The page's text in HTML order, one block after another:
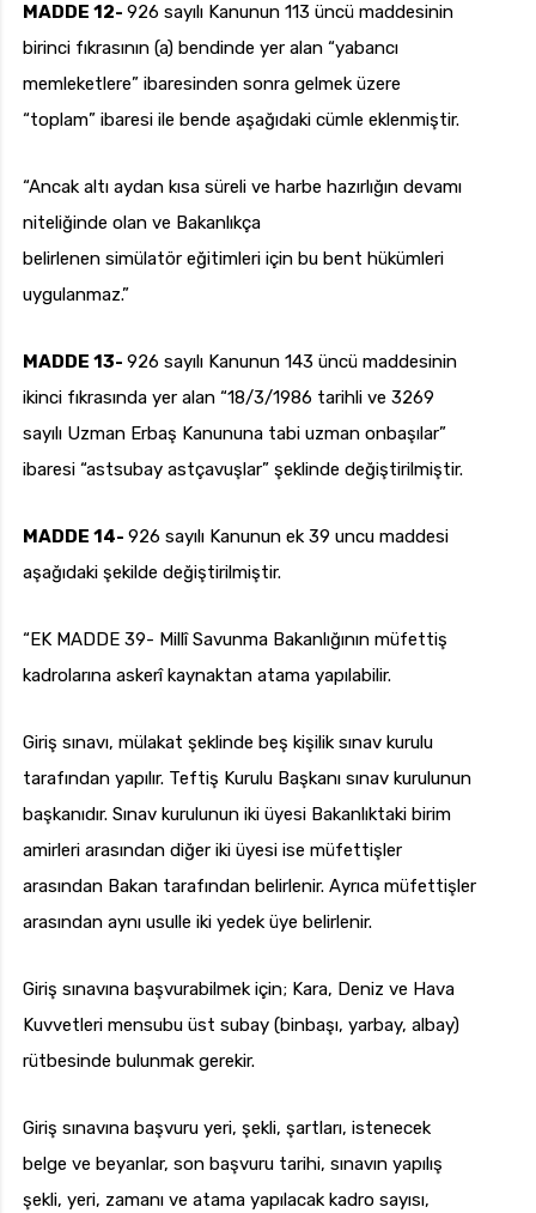
MADDE 12- 926 sayılı Kanunun 113 üncü maddesinin
birinci fıkrasının (a) bendinde yer alan “yabancı
memleketlere” ibaresinden sonra gelmek üzere
“toplam” ibaresi ile bende aşağıdaki cümle eklenmiştir.
“Ancak altı aydan kısa süreli ve harbe hazırlığın devamı
niteliğinde olan ve Bakanlıkça
belirlenen simülatör eğitimleri için bu bent hükümleri
uygulanmaz.”
MADDE 13- 926 sayılı Kanunun 143 üncü maddesinin
ikinci fıkrasında yer alan “18/3/1986 tarihli ve 3269
sayılı Uzman Erbaş Kanununa tabi uzman onbaşılar”
ibaresi “astsubay astçavuşlar” şeklinde değiştirilmiştir.
MADDE 14- 926 sayılı Kanunun ek 39 uncu maddesi
aşağıdaki şekilde değiştirilmiştir.
“EK MADDE 39- Millî Savunma Bakanlığının müfettiş
kadrolarına askerî kaynaktan atama yapılabilir.
Giriş sınavı, mülakat şeklinde beş kişilik sınav kurulu
tarafından yapılır. Teftiş Kurulu Başkanı sınav kurulunun
başkanıdır. Sınav kurulunun iki üyesi Bakanlıktaki birim
amirleri arasından diğer iki üyesi ise müfettişler
arasından Bakan tarafından belirlenir. Ayrıca müfettişler
arasından aynı usulle iki yedek üye belirlenir.
Giriş sınavına başvurabilmek için; Kara, Deniz ve Hava
Kuvvetleri mensubu üst subay (binbaşı, yarbay, albay)
rütbesinde bulunmak gerekir.
Giriş sınavına başvuru yeri, şekli, şartları, istenecek
belge ve beyanlar, son başvuru tarihi, sınavın yapılış
şekli, yeri, zamanı ve atama yapılacak kadro sayısı,